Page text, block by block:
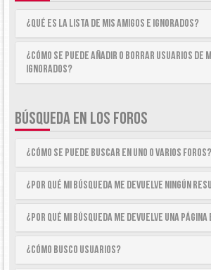
¿Qué es la lista de Mis Amigos e Ignorados?
¿Cómo se puede añadir o borrar usuarios de
Ignorados?
BÚSQUEDA EN LOS FOROS
¿Cómo se puede buscar en uno o varios foros?
¿Por qué mi búsqueda me devuelve ningún
¿Por qué mi búsqueda me devuelve una
¿Cómo busco usuarios?